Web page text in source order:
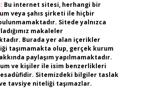
Bu internet sitesi, herhangi bir
veya şahıs şirketi ile hiçbir
Sitede yalnızca
makaleler
Burada yer alan içerikler
taşımamakta olup, gerçek kurum
paylaşım yapılmamaktadır.
ve kişiler ile isim benzerlikleri
Sitemizdeki bilgiler taslak
tavsiye niteliği taşımazlar.